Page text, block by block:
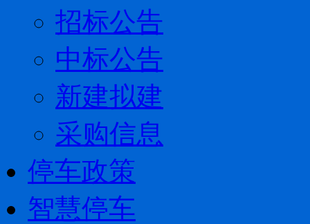
招标公告
中标公告
新建拟建
采购信息
停车政策
智慧停车